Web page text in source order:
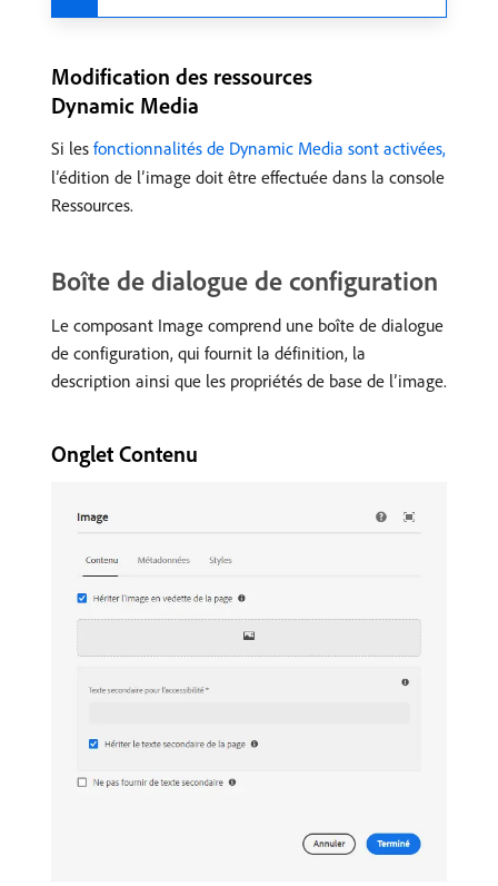
Modification des ressources
Dynamic Media
Si les fonctionnalités de Dynamic Media sont activées,
l’édition de l’image doit être effectuée dans la console
Ressources.
Boîte de dialogue de configuration
Le composant Image comprend une boîte de dialogue
de configuration, qui fournit la définition, la
description ainsi que les propriétés de base de lʼimage.
Onglet Contenu